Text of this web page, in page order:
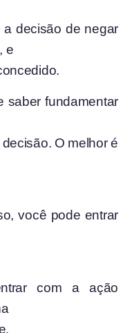
decisão de negar
e
saber fundamentar
O melhor é
você pode entrar
com a ação